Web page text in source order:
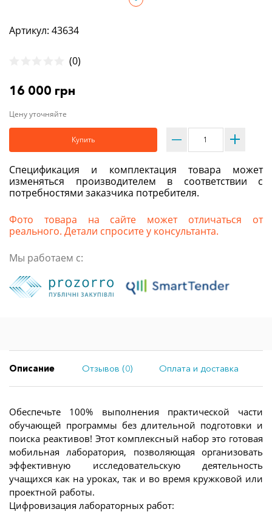
Артикул: 43634
(0)
16 000 грн
Цену уточняйте
Купить
Спецификация и комплектация товара может
изменяться производителем в соответствии с
потребностями заказчика потребителя.
Фото товара на сайте может отличаться от
реального. Детали спросите у консультанта.
Мы работаем с:
Описание Отзывов (0) Оплата и доставка
Обеспечьте 100% выполнения практической части
обучающей программы без длительной подготовки и
поиска реактивов! Этот комплексный набор это готовая
мобильная лаборатория, позволяющая организовать
эффективную исследовательскую деятельность
учащихся как на уроках, так и во время кружковой или
проектной работы.
Цифровизация лабораторных работ: